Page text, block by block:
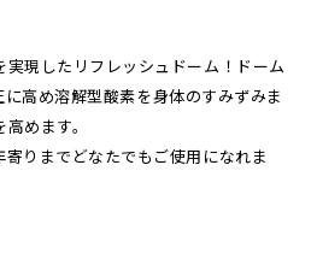
現したリフレッシュドーム！ドーム
高め溶解型酸素を身体のすみずみま
めます。
りまでどなたでもご使用になれま